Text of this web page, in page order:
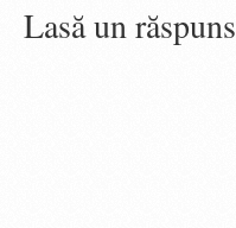
Lasă un răspuns